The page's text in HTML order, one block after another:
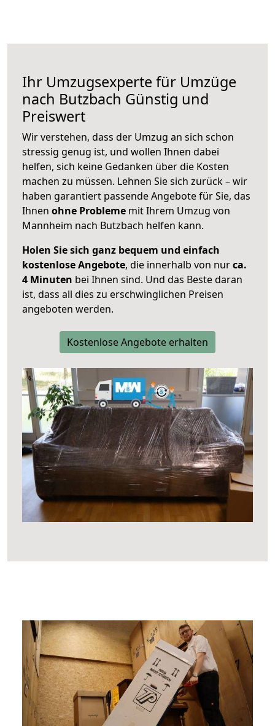
Ihr Umzugsexperte für Umzüge
nach Butzbach Günstig und
Preiswert
Wir verstehen, dass der Umzug an sich schon
stressig genug ist, und wollen Ihnen dabei
helfen, sich keine Gedanken über die Kosten
machen zu müssen. Lehnen Sie sich zurück – wir
haben garantiert passende Angebote für Sie, das
Ihnen ohne Probleme mit Ihrem Umzug von
Mannheim nach Butzbach helfen kann.
Holen Sie sich ganz bequem und einfach
kostenlose Angebote, die innerhalb von nurca.
4 Minuten bei Ihnen sind. Und das Beste daran
ist, dass all dies zu erschwinglichen Preisen
angeboten werden.
Kostenlose Angebote erhalten